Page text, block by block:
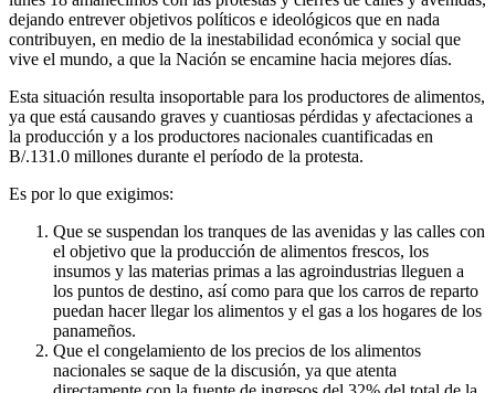
dejando entrever objetivos políticos e ideológicos que en nada
contribuyen, en medio de la inestabilidad económica y social que
vive el mundo, a que la Nación se encamine hacia mejores días.
Esta situación resulta insoportable para los productores de alimentos,
ya que está causando graves y cuantiosas pérdidas y afectaciones a
la producción y a los productores nacionales cuantificadas en
B/.131.0 millones durante el período de la protesta.
Es por lo que exigimos:
Que se suspendan los tranques de las avenidas y las calles con
el objetivo que la producción de alimentos frescos, los
insumos y las materias primas a las agroindustrias lleguen a
los puntos de destino, así como para que los carros de reparto
puedan hacer llegar los alimentos y el gas a los hogares de los
panameños.
Que el congelamiento de los precios de los alimentos
nacionales se saque de la discusión, ya que atenta